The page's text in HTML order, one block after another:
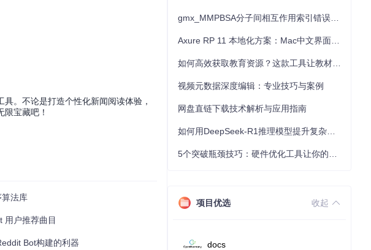
。不论是打造个性化新闻阅读体验，
宝藏吧！
法库
用户推荐曲目
Bot构建的利器
视频元数据深度编辑：专业技巧与案例
网盘直链下载技术解析与应用指南
项目优选 收起
docs